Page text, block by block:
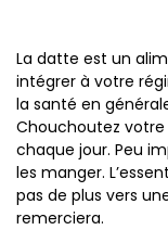
La datte est un
intégrer à votre
la santé en
Chouchoutez
chaque jour. Peu
les manger.
pas de plus vers
remerciera.